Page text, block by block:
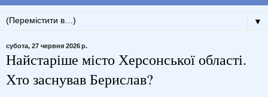
▼
субота, 27 червня 2026 р.
Найстаріше місто Херсонської області.
Хто заснував Берислав?